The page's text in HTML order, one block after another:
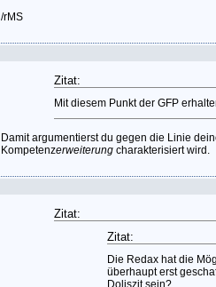
/rMS
Zitat:
Mit diesem Punkt der GFP
Damit argumentierst du gegen die Linie
Kompetenzerweiterung charakterisiert wird.
Zitat:
Zitat:
Die Redax hat die
überhaupt erst
Doliszit sein?